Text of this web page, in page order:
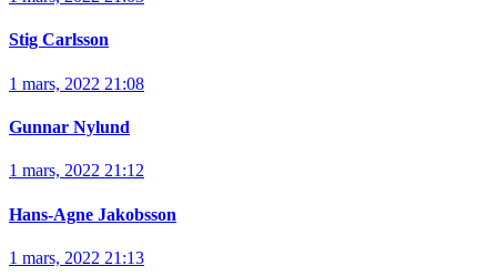
Stig Carlsson
1 mars, 2022 21:08
Gunnar Nylund
1 mars, 2022 21:12
Hans-Agne Jakobsson
1 mars, 2022 21:13